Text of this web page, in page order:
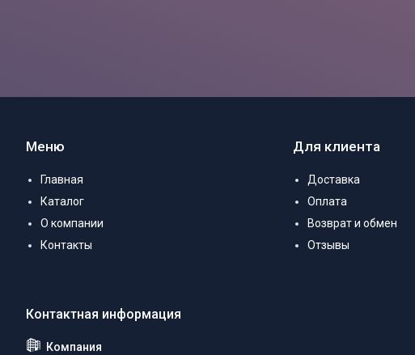
Меню
Главная
Каталог
О компании
Контакты
Для клиента
Доставка
Оплата
Возврат и обмен
Отзывы